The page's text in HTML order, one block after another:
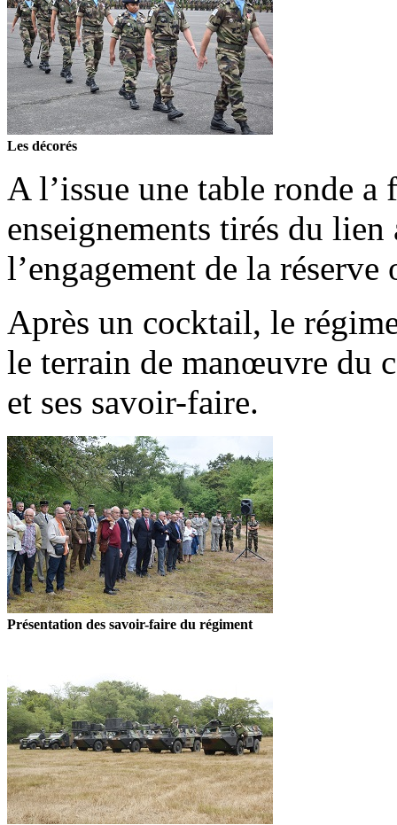
Les décorés
A l’issue une table ronde a
enseignements tirés du
l’engagement de la
Après un cocktail, le
le terrain de manœuvre du
et ses savoir-faire.
Présentation des savoir-faire du régiment